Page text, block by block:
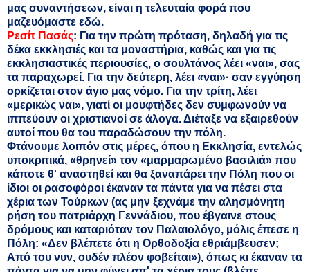
μας συναντήσεων, είναι η τελευταία φορά που
μαζευόμαστε εδώ.
Ρεσίτ Πασάς: Για την πρώτη πρόταση, δηλαδή για τις
δέκα εκκλησιές και τα μοναστήρια, καθώς και για τις
εκκλησιαστικές περιουσίες, ο σουλτάνος λέει «ναι», σας
τα παραχωρεί. Για την δεύτερη, λέει «ναι»· σαν εγγύηση
ορκίζεται στον άγιο μας νόμο. Για την τρίτη, λέει
«μερικώς ναι», γιατί οι μουφτήδες δεν συμφωνούν να
ιππεύουν οι χριστιανοί σε άλογα. Διέταξε να εξαιρεθούν
αυτοί που θα του παραδώσουν την πόλη.
Φτάνουμε λοιπόν στις μέρες, όπου η Εκκλησία, εντελώς
υποκριτικά, «θρηνεί» τον «μαρμαρωμένο βασιλιά» που
κάποτε θ' αναστηθεί και θα ξαναπάρει την Πόλη που οι
ίδιοι οι ρασοφόροι έκαναν τα πάντα για να πέσει στα
χέρια των Τούρκων (ας μην ξεχνάμε την αλησμόνητη
ρήση του πατριάρχη Γεννάδιου, που έβγαινε στους
δρόμους και καταριόταν τον Παλαιολόγο, μόλις έπεσε η
Πόλη: «Δεν βλέπετε ότι η Ορθοδοξία εθριάμβευσεν;
Από του νυν, ουδέν πλέον φοβείται»), όπως κι έκαναν τα